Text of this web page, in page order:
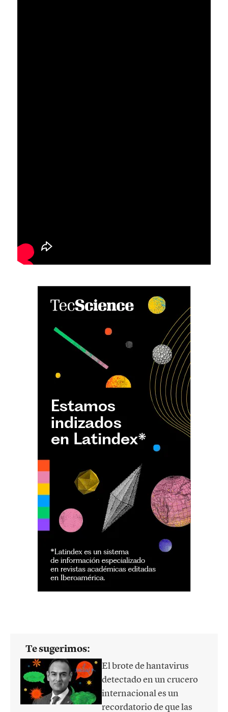
Te sugerimos:
El brote de hantavirus
detectado en un crucero
internacional es un
recordatorio de que las